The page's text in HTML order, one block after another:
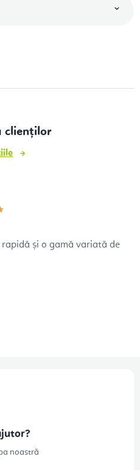
clienților
și o gamă variată de
noastră